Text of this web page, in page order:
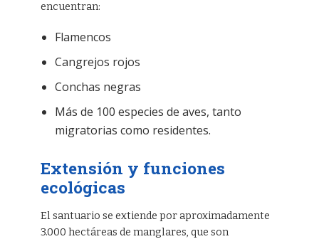
encuentran:
Flamencos
Cangrejos rojos
Conchas negras
Más de 100 especies de aves, tanto
migratorias como residentes.
Extensión y funciones
ecológicas
El santuario se extiende por aproximadamente
3.000 hectáreas de manglares, que son